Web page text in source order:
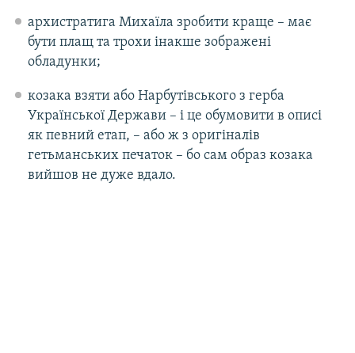
архистратига Михаїла зробити краще – має
бути плащ та трохи інакше зображені
обладунки;
козака взяти або Нарбутівського з герба
Української Держави – і це обумовити в описі
як певний етап, – або ж з оригіналів
гетьманських печаток – бо сам образ козака
вийшов не дуже вдало.